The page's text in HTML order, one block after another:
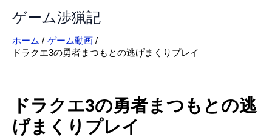
ゲーム渉猟記
ホーム
ゲーム動画
ドラクエ3の勇者まつもとの逃げまくりプレイ
ドラクエ3の勇者まつもとの逃
げまくりプレイ